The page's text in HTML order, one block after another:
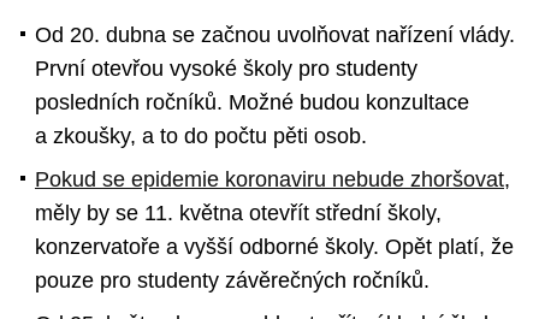
Od 20. dubna se začnou uvolňovat nařízení vlády.
První otevřou vysoké školy pro studenty
posledních ročníků. Možné budou konzultace
a zkoušky, a to do počtu pěti osob.
Pokud se epidemie koronaviru nebude zhoršovat,
měly by se 11. května otevřít střední školy,
konzervatoře a vyšší odborné školy. Opět platí, že
pouze pro studenty závěrečných ročníků.